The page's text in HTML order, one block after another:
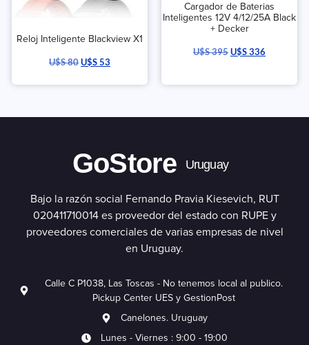
Reloj Inteligente Blackview X1
U$S80U$S53
Cargador de Baterias
Inteligentes 12V 4/12/25A Black
+ Decker
U$S395U$S336
GoStore Uruguay
Bajo la razón social Fernando Pravia Kiesevich, RUT
020411710014 es proveedor del estado con RUPE y
proveedores comerciales de varias empresas de nivel
en Uruguay.
Calle C P1038, Las Toscas - No tenemos local al publico.
Pickup Center UES y GestionPost
Canelones. Uruguay
Lunes - Viernes : 9:00 - 19:00